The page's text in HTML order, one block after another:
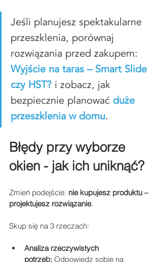
Jeśli planujesz spektakularne
przeszklenia, porównaj
rozwiązania przed zakupem:
Wyjście na taras – Smart Slide
czy HST? i zobacz, jak
bezpiecznie planować duże
przeszklenia w domu.
Błędy przy wyborze
okien - jak ich uniknąć?
Zmień podejście: nie kupujesz produktu –
projektujesz rozwiązanie.
Skup się na 3 rzeczach:
Analiza rzeczywistych
potrzeb: Odpowiedz sobie na